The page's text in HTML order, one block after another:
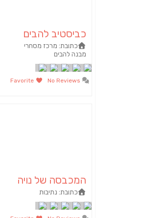
כביסטיב להבים
כתובת: מרכז מסחרי
מבנה להבים
המכבסה של נויה
כתובת: נתיבות